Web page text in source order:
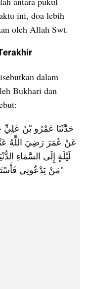
ini, doa lebih
oleh Allah Swt.
dalam
Bukhari dan